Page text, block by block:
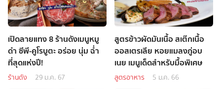
เปิดลายแทง 8 ร้านดังเมนูหมู
ดำ ซีพี-คูโรบูตะ อร่อย นุ่ม ฉ่ำ
ที่สุดแห่งปี!
ร้านดัง 29 ม.ค. 67
สูตรข้าวผัดมันเนื้อ สเต๊กเนื้อ
ออสเตรเลีย หอยแมลงภู่อบ
เนย เมนูเด็ดสำหรับมื้อพิเศษ
สูตรอาหาร 5 ม.ค. 66